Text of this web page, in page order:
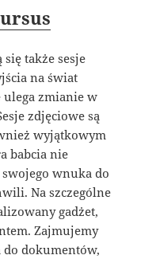
także sesje
na świat
ulega zmianie w
zdjęciowe są
wyjątkowym
babcia nie
wnuka do
Na szczególne
gadżet,
Zajmujemy
dokumentów,